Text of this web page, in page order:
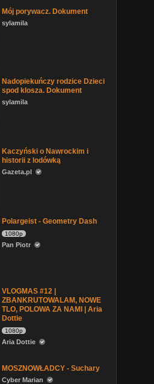
Mój porywacz. Dokument
sylamila
Nadopiekuńczy rodzice Dzieci
spod klosza. Dokument
sylamila
Kaczyński o Nawrockim i
historii z lodówką
Gazeta.pl
Polargeist - Geometry Dash
1080p
Pan Piotr
VLOGMAS #12 |
ZBANKRUTOWALAM, NOWE
TLO, POLOWA ZA NAMI | Aria
Dottie
1080p
Aria Dottie
MOSZNOWŁADCY - Suchary
Cyber Marian